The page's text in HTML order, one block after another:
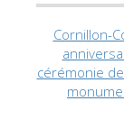
Cornillon-
cérémonie